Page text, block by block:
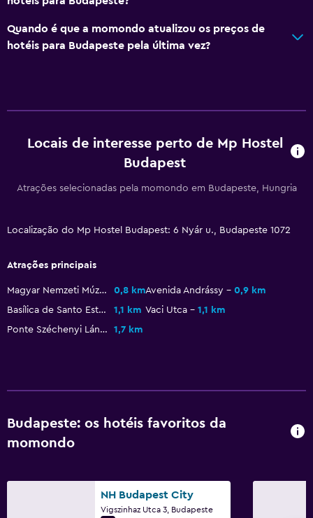
Serviço de transporte (custo adicional)
Restaurantes
Cozinha partilhada
Atividades
Ar livre
Terraço/pátio
Quando é que a momondo atualizou os preços de
hotéis para Budapeste pela última vez?
Locais de interesse perto de Mp Hostel
Budapest
Atrações selecionadas pela momondo em Budapeste, Hungria
Localização do Mp Hostel Budapest: 6 Nyár u., Budapeste 1072
Atrações principais
Magyar Nemzeti Múzeum 0,8 kmAvenida Andrássy
0,9 km
Basílica de Santo Estêvão
1,1 km Vaci Utca
1,1 km
Ponte Széchenyi Lánchíd
1,7 km
Budapeste: os hotéis favoritos da
momondo
NH Budapest City
Vigszinhaz Utca 3, Budapeste